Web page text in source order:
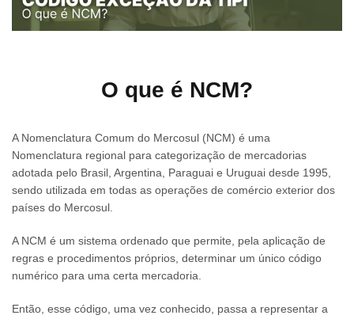
O que é NCM?
A Nomenclatura Comum do Mercosul (NCM) é uma
Nomenclatura regional para categorização de mercadorias
adotada pelo Brasil, Argentina, Paraguai e Uruguai desde 1995,
sendo utilizada em todas as operações de comércio exterior dos
países do Mercosul.
A NCM é um sistema ordenado que permite, pela aplicação de
regras e procedimentos próprios, determinar um único código
numérico para uma certa mercadoria.
Então, esse código, uma vez conhecido, passa a representar a